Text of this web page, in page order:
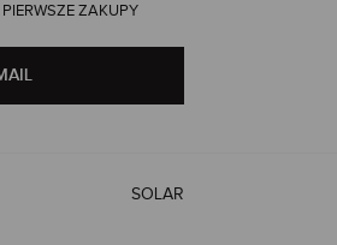
ZAKUPY
SOLAR